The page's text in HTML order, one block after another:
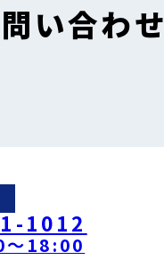
い合わせ
1012
〜18:00